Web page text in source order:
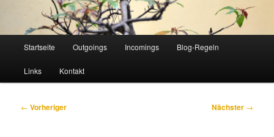
Startseite Outgoings Incomings Blog-Regeln
Links Kontakt
Beitragsnavigation
← Vorheriger Nächster →